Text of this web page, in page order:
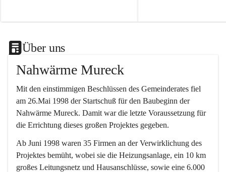
b
b
Über uns
Nahwärme Mureck
Mit den einstimmigen Beschlüssen des Gemeinderates fiel
am 26.Mai 1998 der Startschuß für den Baubeginn der
Nahwärme Mureck. Damit war die letzte Voraussetzung für
die Errichtung dieses großen Projektes gegeben.
Ab Juni 1998 waren 35 Firmen an der Verwirklichung des
Projektes bemüht, wobei sie die Heizungsanlage, ein 10 km
großes Leitungsnetz und Hausanschlüsse, sowie eine 6.000